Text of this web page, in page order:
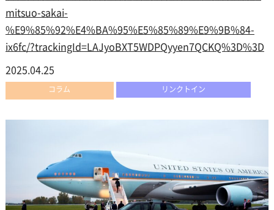
mitsuo-sakai-
%E9%85%92%E4%BA%95%E5%85%89%E9%9B%84-
ix6fc/?trackingId=LAJyoBXT5WDPQyyen7QCKQ%3D%3D
2025.04.25
コラム リンクトイン